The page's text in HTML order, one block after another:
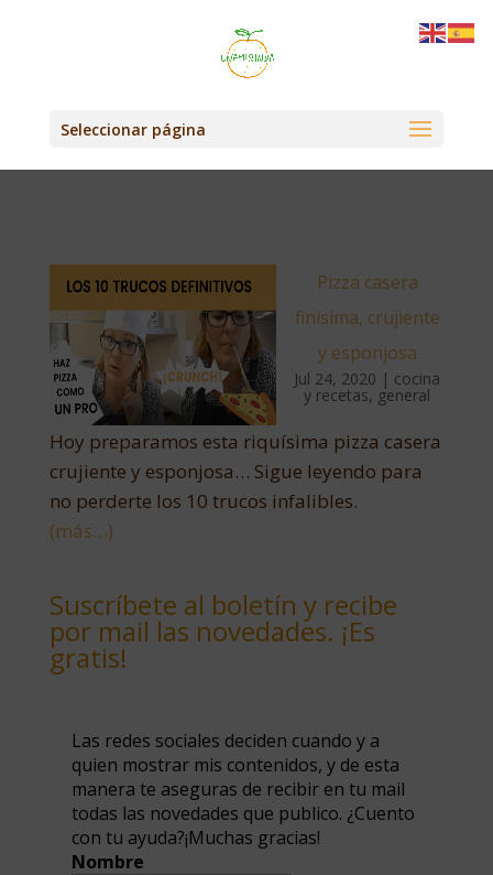
Seleccionar página
Pizza casera
finísima, crujiente
y esponjosa
Jul 24, 2020 | cocina
y recetas, general
Hoy preparamos esta riquísima pizza casera
crujiente y esponjosa… Sigue leyendo para
no perderte los 10 trucos infalibles.
(más…)
Suscríbete al boletín y recibe
por mail las novedades. ¡Es
gratis!
Las redes sociales deciden cuando y a
quien mostrar mis contenidos, y de esta
manera te aseguras de recibir en tu mail
todas las novedades que publico. ¿Cuento
con tu ayuda?¡Muchas gracias!
Nombre